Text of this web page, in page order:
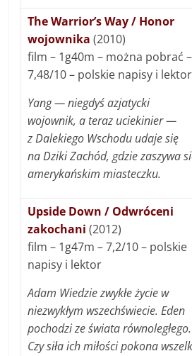
The Warrior’s Way / Honor
wojownika (2010)
film – 1g40m – można pobrać –
7,48/10 – polskie napisy i lektor
Yang — niegdyś azjatycki
wojownik, a teraz uciekinier —
z Dalekiego Wschodu udaje się
na Dziki Zachód, gdzie zaszywa
amerykańskim miasteczku.
Upside Down / Odwróceni
zakochani (2012)
film – 1g47m – 7,2/10 – polskie
napisy i lektor
Adam Wiedzie zwykłe życie w
niezwykłym wszechświecie. Eden
pochodzi ze świata równoległego.
Czy siła ich miłości pokona